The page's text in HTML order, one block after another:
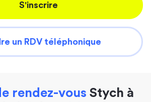
S'inscrire
un RDV téléphonique
rendez-vous Stych à